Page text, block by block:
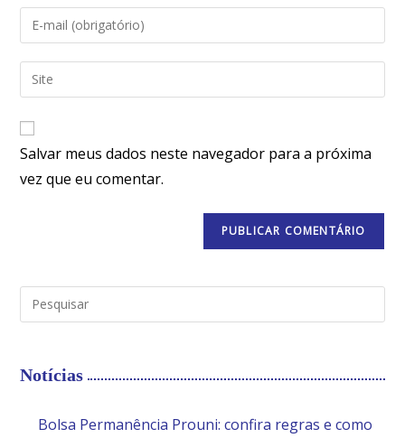
Salvar meus dados neste navegador para a próxima
vez que eu comentar.
Notícias
Bolsa Permanência Prouni: confira regras e como